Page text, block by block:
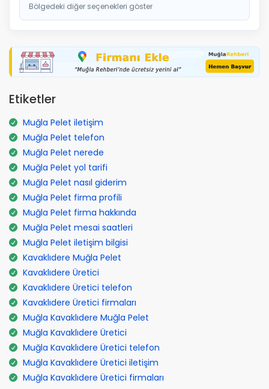
Bölgedeki diğer seçenekleri göster
Etiketler
Muğla Pelet iletişim
Muğla Pelet telefon
Muğla Pelet nerede
Muğla Pelet yol tarifi
Muğla Pelet nasıl giderim
Muğla Pelet firma profili
Muğla Pelet firma hakkında
Muğla Pelet mesai saatleri
Muğla Pelet iletişim bilgisi
Kavaklıdere Muğla Pelet
Kavaklıdere Üretici
Kavaklıdere Üretici telefon
Kavaklıdere Üretici firmaları
Muğla Kavaklıdere Muğla Pelet
Muğla Kavaklıdere Üretici
Muğla Kavaklıdere Üretici telefon
Muğla Kavaklıdere Üretici iletişim
Muğla Kavaklıdere Üretici firmaları